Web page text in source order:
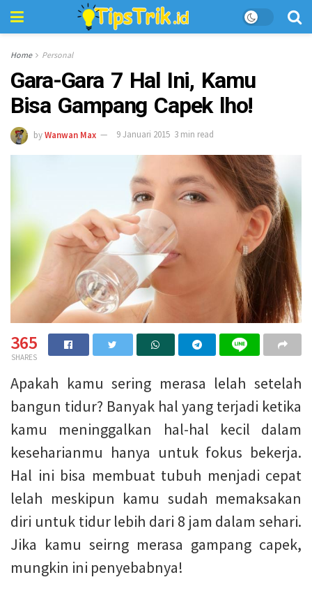
Home Personal
Gara-Gara 7 Hal Ini, Kamu
Bisa Gampang Capek lho!
byWanwan Max 9 Januari 2015 3 min read
365
SHARES
Apakah kamu sering merasa lelah setelah
bangun tidur? Banyak hal yang terjadi ketika
kamu meninggalkan hal-hal kecil dalam
keseharianmu hanya untuk fokus bekerja.
Hal ini bisa membuat tubuh menjadi cepat
lelah meskipun kamu sudah memaksakan
diri untuk tidur lebih dari 8 jam dalam sehari.
Jika kamu seirng merasa gampang capek,
mungkin ini penyebabnya!